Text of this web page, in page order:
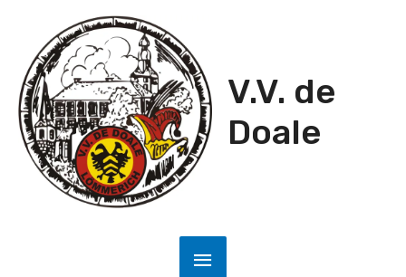
inhoud
V.V. de
Doale
Hoofdmenu